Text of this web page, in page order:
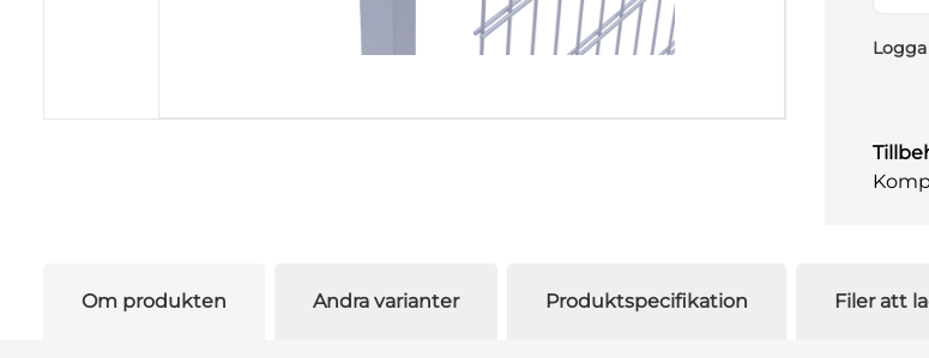
Om produkten Andra varianter Produktspecifikation Filer att